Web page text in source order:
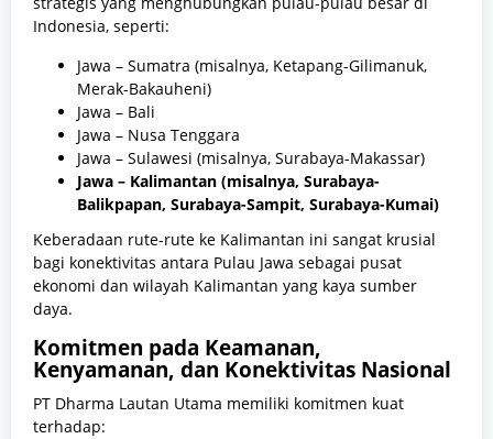
Indonesia, seperti:
Jawa – Sumatra (misalnya, Ketapang-Gilimanuk,
Merak-Bakauheni)
Jawa – Bali
Jawa – Nusa Tenggara
Jawa – Sulawesi (misalnya, Surabaya-Makassar)
Jawa – Kalimantan (misalnya, Surabaya-
Balikpapan, Surabaya-Sampit, Surabaya-Kumai)
Keberadaan rute-rute ke Kalimantan ini sangat krusial
bagi konektivitas antara Pulau Jawa sebagai pusat
ekonomi dan wilayah Kalimantan yang kaya sumber
daya.
Komitmen pada Keamanan,
Kenyamanan, dan Konektivitas Nasional
PT Dharma Lautan Utama memiliki komitmen kuat
terhadap: